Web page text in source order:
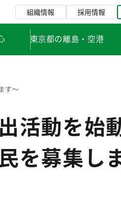
組織情報 採用情報
東京都の離島・空港
す～
活動を始
を募集し